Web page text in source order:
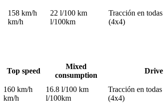
158 km/h
km/h
22 l/100 km
l/100km
Tracción en todas
(4x4)
Top speed
Mixed
consumption
Drive
160 km/h
km/h
16.8 l/100 km
l/100km
Tracción en todas
(4x4)